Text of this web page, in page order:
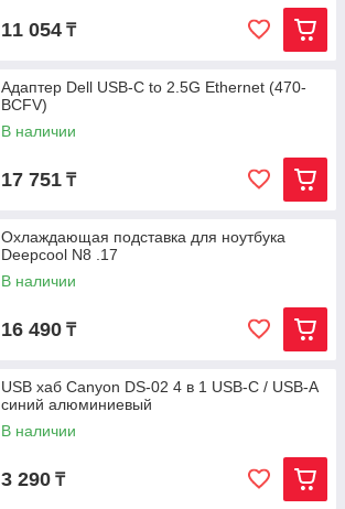
11 054 ₸
Адаптер Dell USB-C to 2.5G Ethernet (470-
BCFV)
В наличии
17 751 ₸
Охлаждающая подставка для ноутбука
Deepcool N8 .17
В наличии
16 490 ₸
USB хаб Canyon DS-02 4 в 1 USB-C / USB-A
синий алюминиевый
В наличии
3 290 ₸